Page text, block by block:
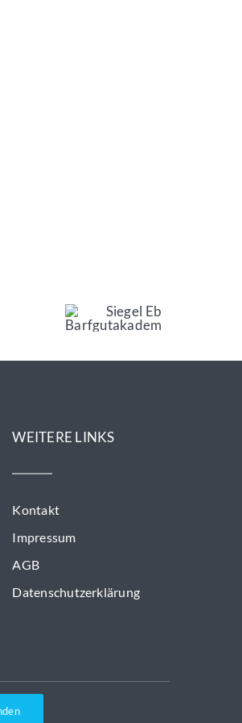
WEITERE LINKS
Kontakt
Impressum
AGB
Datenschutzerklärung